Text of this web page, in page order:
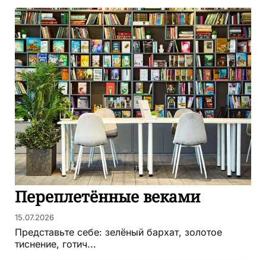
Переплетённые веками
15.07.2026
Представьте себе: зелёный бархат, золотое
тиснение, готич...